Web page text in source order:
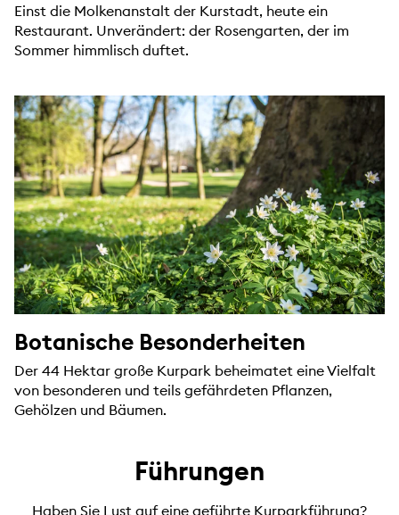
Einst die Molkenanstalt der Kurstadt, heute ein
Restaurant. Unverändert: der Rosengarten, der im
Sommer himmlisch duftet.
Botanische Besonderheiten
Der 44 Hektar große Kurpark beheimatet eine Vielfalt
von besonderen und teils gefährdeten Pflanzen,
Gehölzen und Bäumen.
Führungen
Haben Sie Lust auf eine geführte Kurparkführung?